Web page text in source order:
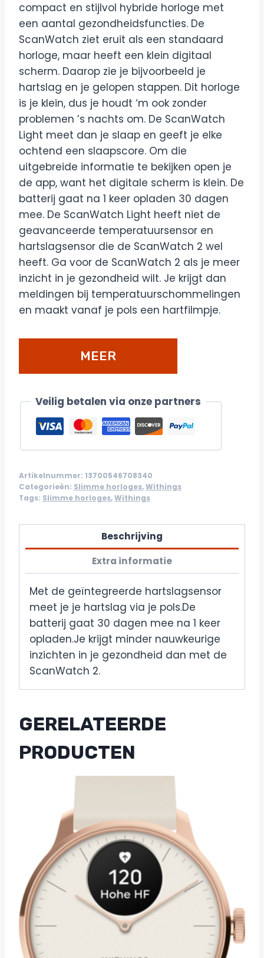
compact en stijlvol hybride horloge met
een aantal gezondheidsfuncties. De
ScanWatch ziet eruit als een standaard
horloge, maar heeft een klein digitaal
scherm. Daarop zie je bijvoorbeeld je
hartslag en je gelopen stappen. Dit horloge
is je klein, dus je houdt ‘m ook zonder
problemen ’s nachts om. De ScanWatch
Light meet dan je slaap en geeft je elke
ochtend een slaapscore. Om die
uitgebreide informatie te bekijken open je
de app, want het digitale scherm is klein. De
batterij gaat na 1 keer opladen 30 dagen
mee. De ScanWatch Light heeft niet de
geavanceerde temperatuursensor en
hartslagsensor die de ScanWatch 2 wel
heeft. Ga voor de ScanWatch 2 als je meer
inzicht in je gezondheid wilt. Je krijgt dan
meldingen bij temperatuurschommelingen
en maakt vanaf je pols een hartfilmpje.
MEER
Veilig betalen via onze partners
Artikelnummer: 13700546708340
Categorieën: Slimme horloges,Withings
Tags: Slimme horloges,Withings
Beschrijving
Extra informatie
Met de geïntegreerde hartslagsensor
meet je je hartslag via je pols.De
batterij gaat 30 dagen mee na 1 keer
opladen.Je krijgt minder nauwkeurige
inzichten in je gezondheid dan met de
ScanWatch 2.
GERELATEERDE
PRODUCTEN